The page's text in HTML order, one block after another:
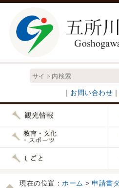
｜ お問い合わせ ｜
現在の位置： ホーム > 申請書